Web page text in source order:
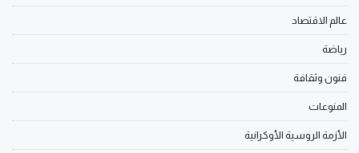
عالم الاقتصاد
رياضة
فنون وثقافة
المنوعات
الأزمة الروسية الأوكرانية